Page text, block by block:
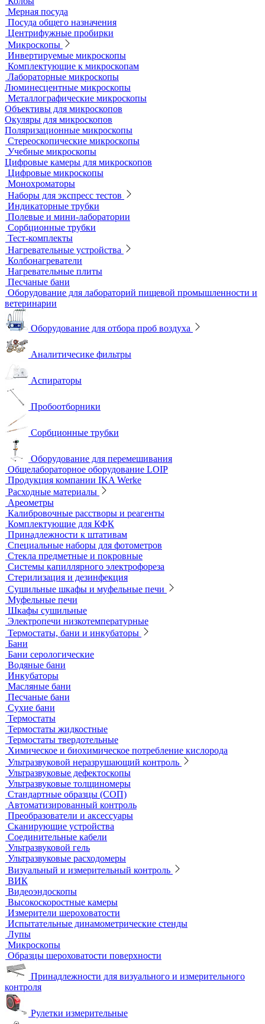
Жидкостные термостаты и криостаты
Лабораторная посуда
Воронки делительные
Колбы
Мерная посуда
Посуда общего назначения
Центрифужные пробирки
Микроскопы
Инвертируемые микроскопы
Комплектующие к микроскопам
Лабораторные микроскопы
Люминесцентные микроскопы
Металлографические микроскопы
Объективы для микроскопов
Окуляры для микроскопов
Поляризационные микроскопы
Стереоскопические микроскопы
Учебные микроскопы
Цифровые камеры для микроскопов
Цифровые микроскопы
Монохроматоры
Наборы для экспресс тестов
Индикаторные трубки
Полевые и мини-лаборатории
Сорбционные трубки
Тест-комплекты
Нагревательные устройства
Колбонагреватели
Нагревательные плиты
Песчаные бани
Оборудование для лабораторий пищевой промышленности и
ветеринарии
Оборудование для отбора проб воздуха
Аналитичесике фильтры
Аспираторы
Пробоотборники
Сорбционные трубки
Оборудование для перемешивания
Общелабораторное оборудование LOIP
Продукция компании IKA Werke
Расходные материалы
Ареометры
Калибровочные расстворы и реагенты
Комплектующие для КФК
Принадлежности к штативам
Специальные наборы для фотометров
Стекла предметные и покровные
Системы капиллярного электрофореза
Стерилизация и дезинфекция
Сушильные шкафы и муфельные печи
Муфельные печи
Шкафы сушильные
Электропечи низкотемпературные
Термостаты, бани и инкубаторы
Бани
Бани серологические
Водяные бани
Инкубаторы
Масляные бани
Песчаные бани
Сухие бани
Термостаты
Термостаты жидкостные
Термостаты твердотельные
Химическое и биохимическое потребление кислорода
Ультразвуковой неразрушающий контроль
Ультразвуковые дефектоскопы
Ультразвуковые толщиномеры
Стандартные образцы (СОП)
Автоматизированный контроль
Преобразователи и аксессуары
Сканирующие устройства
Соединительные кабели
Ультразвуковой гель
Ультразвуковые расходомеры
Визуальный и измерительный контроль
ВИК
Видеоэндоскопы
Высокоскоростные камеры
Измерители шероховатости
Испытательные динамометрические стенды
Лупы
Микроскопы
Образцы шероховатости поверхности